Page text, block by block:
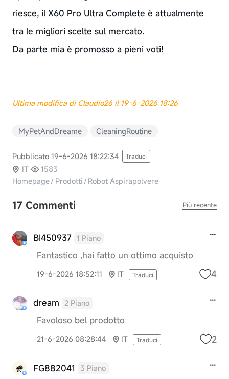
riesce, il X60 Pro Ultra Complete è attualmente
tra le migliori scelte sul mercato.
Da parte mia è promosso a pieni voti!
Ultima modifica di Claudio26 il 19-6-2026 18:26
MyPetAndDreame CleaningRoutine
Pubblicato 19-6-2026 18:22:34 Traduci
IT
1583
Homepage/ Prodotti / Robot Aspirapolvere
17 Commenti Più recente
BI450937 1 Piano
Fantastico ,hai fatto un ottimo acquisto
19-6-2026 18:52:11 IT Traduci 4
dream 2 Piano
Favoloso bel prodotto
21-6-2026 08:28:44 IT Traduci 2
FG882041 3 Piano